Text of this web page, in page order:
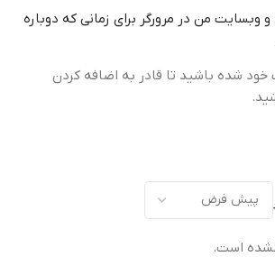
است.
و وبسایت من در مرورگر برای زمانی که دوباره
خود شده باشید تا قادر به اضافه کردن